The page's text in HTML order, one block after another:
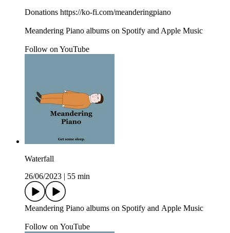
Donations ⁠https://ko-fi.com/meanderingpiano
Meandering Piano albums on ⁠⁠Spotify⁠⁠ and ⁠⁠Apple Music⁠⁠
Follow on ⁠YouTube⁠
Waterfall
26/06/2023
55 min
Meandering Piano albums on Spotify and Apple Music
Follow on YouTube